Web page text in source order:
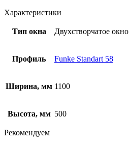
Характеристики
Тип окна Двухстворчатое окно
Профиль Funke Standart 58
Ширина, мм 1100
Высота, мм 500
Рекомендуем